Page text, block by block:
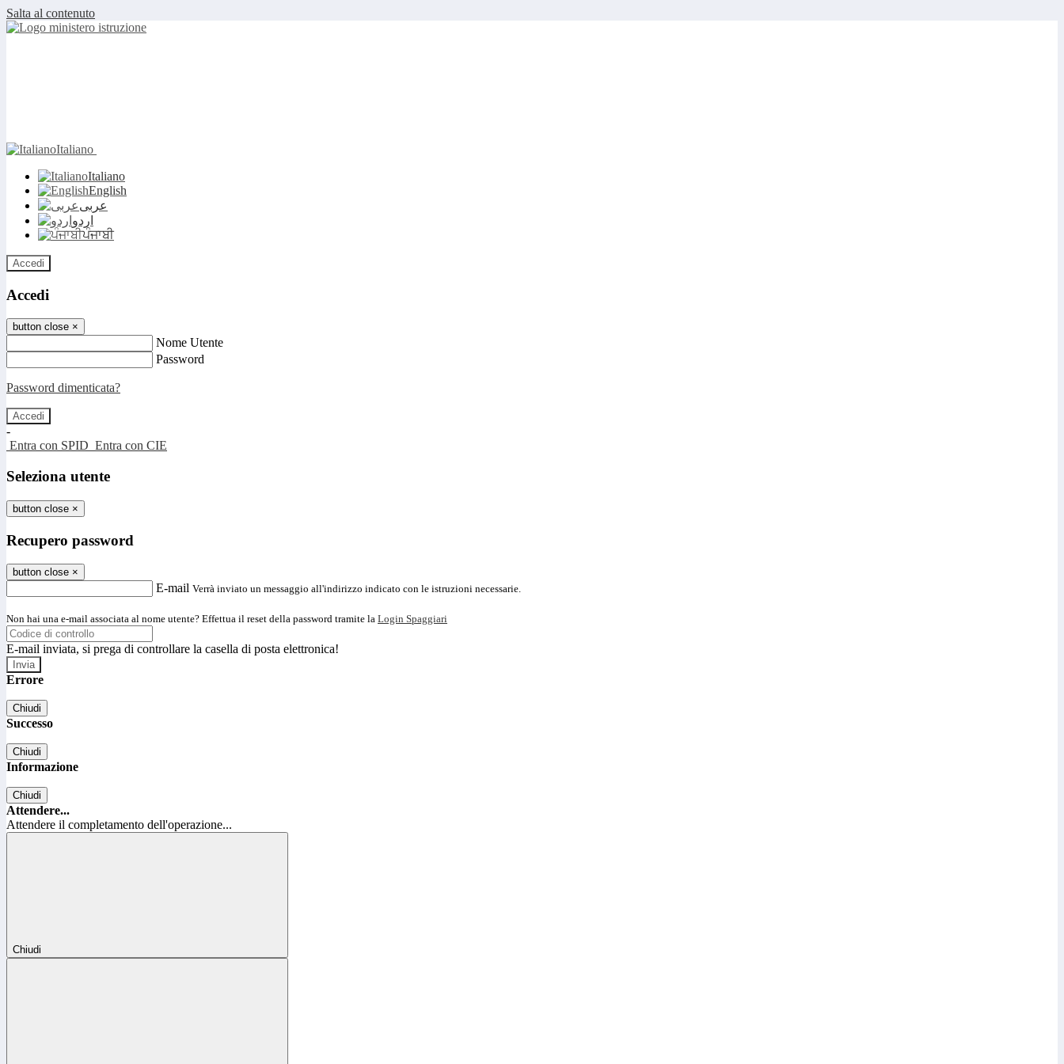
Salta al contenuto
Italiano
Italiano
English
عربى
اردو
ਪੰਜਾਬੀ
Accedi
Accedi
button close ×
Nome Utente
Password
Password dimenticata?
-
Entra con SPID Entra con CIE
Seleziona utente
button close ×
Recupero password
button close ×
E-mail Verrà inviato un messaggio all'indirizzo indicato con le istruzioni necessarie.
Non hai una e-mail associata al nome utente? Effettua il reset della password tramite la Login Spaggiari
E-mail inviata, si prega di controllare la casella di posta elettronica!
Errore
Chiudi
Successo
Chiudi
Informazione
Chiudi
Attendere...
Attendere il completamento dell'operazione...
Chiudi